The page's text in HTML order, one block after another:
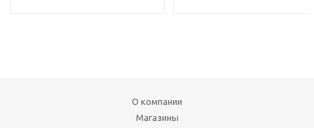
О компании
Магазины